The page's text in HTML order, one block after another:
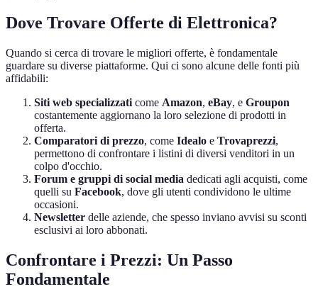
Dove Trovare Offerte di Elettronica?
Quando si cerca di trovare le migliori offerte, è fondamentale
guardare su diverse piattaforme. Qui ci sono alcune delle fonti più
affidabili:
Siti web specializzati come Amazon, eBay, e Groupon
costantemente aggiornano la loro selezione di prodotti in
offerta.
Comparatori di prezzo, come Idealo e Trovaprezzi,
permettono di confrontare i listini di diversi venditori in un
colpo d'occhio.
Forum e gruppi di social media dedicati agli acquisti, come
quelli su Facebook, dove gli utenti condividono le ultime
occasioni.
Newsletter delle aziende, che spesso inviano avvisi su sconti
esclusivi ai loro abbonati.
Confrontare i Prezzi: Un Passo
Fondamentale